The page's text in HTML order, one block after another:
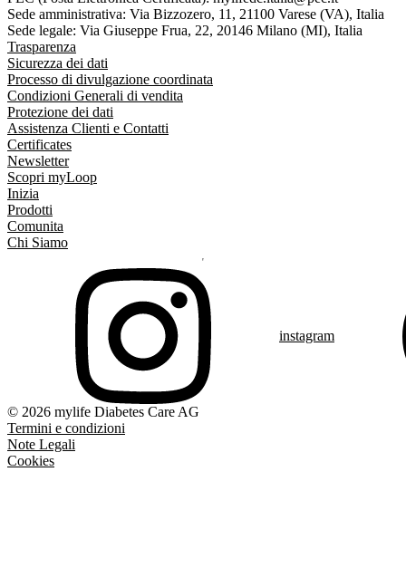
Sede amministrativa: Via Bizzozero, 11, 21100 Varese (VA), Italia
Sede legale: Via Giuseppe Frua, 22, 20146 Milano (MI), Italia
Trasparenza
Sicurezza dei dati
Processo di divulgazione coordinata
Condizioni Generali di vendita
Protezione dei dati
Assistenza Clienti e Contatti
Certificates
Newsletter
Scopri myLoop
Inizia
Prodotti
Comunita
Chi Siamo
instagram
© 2026 mylife Diabetes Care AG
Termini e condizioni
Note Legali
Cookies